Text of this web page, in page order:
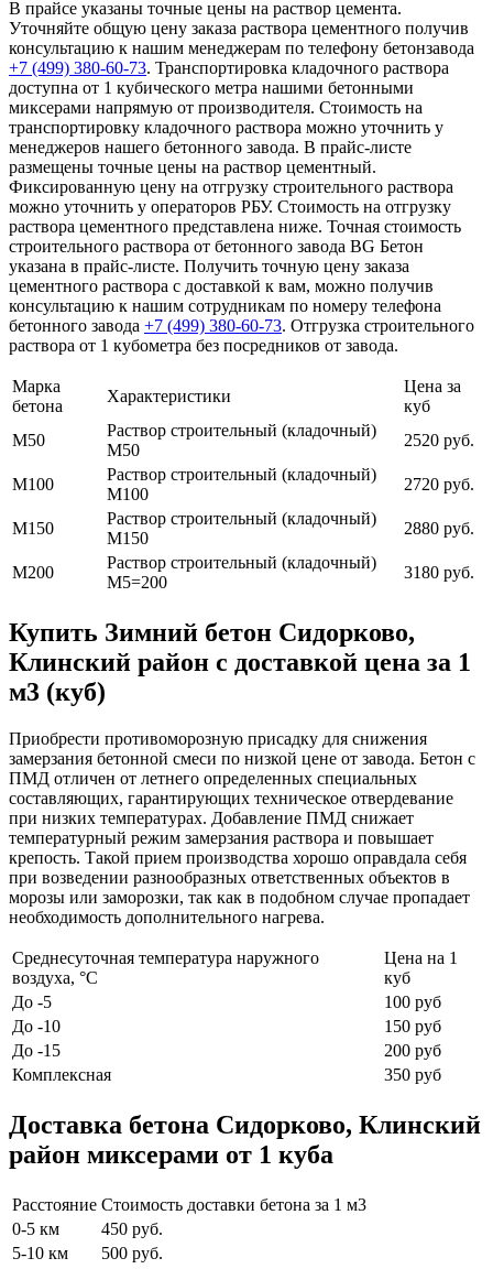
В прайсе указаны точные цены на раствор цемента.
Уточняйте общую цену заказа раствора цементного получив
консультацию к нашим менеджерам по телефону бетонзавода
+7 (499) 380-60-73. Транспортировка кладочного раствора
доступна от 1 кубического метра нашими бетонными
миксерами напрямую от производителя. Стоимость на
транспортировку кладочного раствора можно уточнить у
менеджеров нашего бетонного завода. В прайс-листе
размещены точные цены на раствор цементный.
Фиксированную цену на отгрузку строительного раствора
можно уточнить у операторов РБУ. Стоимость на отгрузку
раствора цементного представлена ниже. Точная стоимость
строительного раствора от бетонного завода BG Бетон
указана в прайс-листе. Получить точную цену заказа
цементного раствора с доставкой к вам, можно получив
консультацию к нашим сотрудникам по номеру телефона
бетонного завода +7 (499) 380-60-73. Отгрузка строительного
раствора от 1 кубометра без посредников от завода.
Марка
бетона
Характеристики
Цена за
куб
М50
Раствор строительный (кладочный)
М50
2520 руб.
М100
Раствор строительный (кладочный)
М100
2720 руб.
М150
Раствор строительный (кладочный)
М150
2880 руб.
М200
Раствор строительный (кладочный)
М5=200
3180 руб.
Купить Зимний бетон Сидорково,
Клинский район с доставкой цена за 1
м3 (куб)
Приобрести противоморозную присадку для снижения
замерзания бетонной смеси по низкой цене от завода. Бетон с
ПМД отличен от летнего определенных специальных
составляющих, гарантирующих техническое отвердевание
при низких температурах. Добавление ПМД снижает
температурный режим замерзания раствора и повышает
крепость. Такой прием производства хорошо оправдала себя
при возведении разнообразных ответственных объектов в
морозы или заморозки, так как в подобном случае пропадает
необходимость дополнительного нагрева.
Среднесуточная температура наружного
воздуха, °C
Цена на 1
куб
До -5
100 руб
До -10
150 руб
До -15
200 руб
Комплексная
350 руб
Доставка бетона Сидорково, Клинский
район миксерами от 1 куба
Расстояние Стоимость доставки бетона за 1 м3
0-5 км
450 руб.
5-10 км
500 руб.